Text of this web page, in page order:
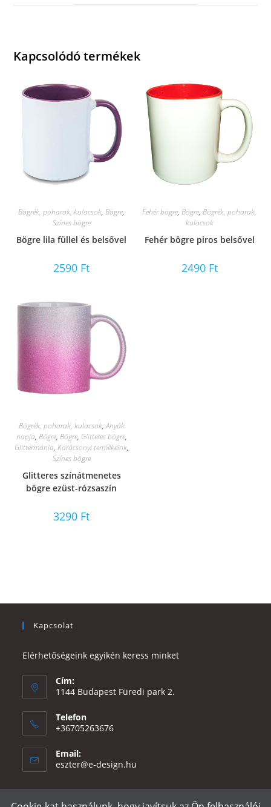
Kapcsolódó termékek
Bögrék, poharak, kulacsok,Bögre,
Színes bögre
Bögre lila füllel és belsővel
2590 Ft
Fehér bögre,Bögre,Bögrék, poharak,
kulacsok
Fehér bögre piros belsővel
2490 Ft
Bögrék, poharak, kulacsok,Anyák
napja, Bögre, Bögre, Glitteres bögre,
Glittermánia, Karácsonyi termékeink,
Színes bögre
Glitteres színátmenetes
bögre ezüst-rózsaszín
3290 Ft
Kapcsolat
Elérhetőségeink egyikén keress minket
Cím:
1144 Budapest Füredi park 2.
Telefon
+36705263676
Email:
eszter@e-design.hu